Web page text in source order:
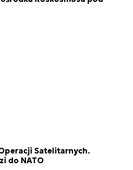
Satelitarnych.
do NATO